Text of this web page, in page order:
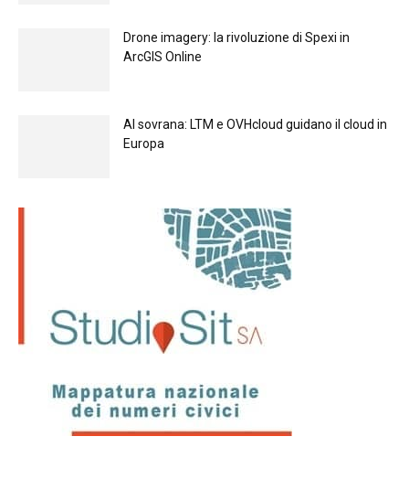
Drone imagery: la rivoluzione di Spexi in
ArcGIS Online
Al sovrana: LTM е OVHcloud guidano il cloud in
Europа